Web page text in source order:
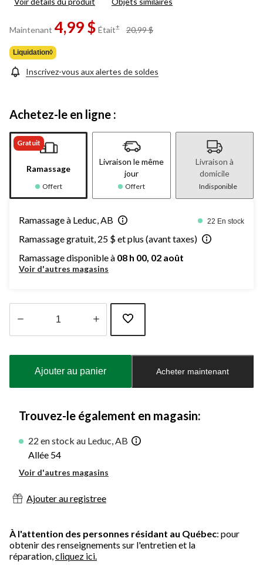
Maintenant 4,99 $ Était± 20,99 $
Liquidation◊
Inscrivez-vous aux alertes de soldes
Achetez-le en ligne :
Gratuit
Ramassage
Offert
Livraison le même
jour
Offert
Livraison à
domicile
Indisponible
Ramassage à Leduc, AB 22 En stock
Ramassage gratuit, 25 $ et plus (avant taxes)
Ramassage disponible à 08 h 00, 02 août
Voir d'autres magasins
à
Ajouter au panier Acheter maintenant
Trouvez-le également en magasin:
22 en stock au Leduc, AB
Allée 54
Voir d'autres magasins
Ajouter au registree
À l'attention des personnes résidant au Québec: pour
obtenir des renseignements sur l'entretien et la
réparation,cliquez ici.